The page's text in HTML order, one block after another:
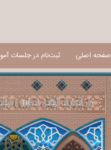
صفحه اصلی ثبت‌نام در جلسات